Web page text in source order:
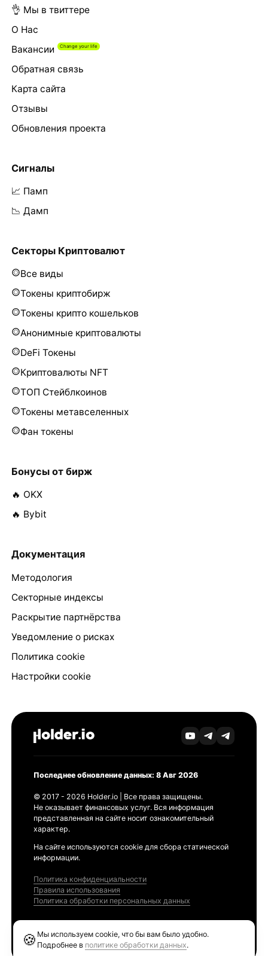
👌 Мы в твиттере
О Нас
Вакансии
Обратная связь
Карта сайта
Отзывы
Обновления проекта
Сигналы
📈 Памп
📉 Дамп
Секторы Криптовалют
Все виды
Токены криптобирж
Токены крипто кошельков
Анонимные криптовалюты
DeFi Токены
Криптовалюты NFT
ТОП Стейблкоинов
Токены метавселенных
Фан токены
Бонусы от бирж
🔥 OKX
🔥 Bybit
Документация
Методология
Секторные индексы
Раскрытие партнёрства
Уведомление о рисках
Политика cookie
Настройки cookie
Последнее обновление данных: 8 Авг 2026
© 2017 - 2026 Holder.io | Все права защищены.
Не оказывает финансовых услуг. Вся информация
представленная на сайте носит ознакомительный
характер.
На сайте используются cookie для сбора статической
информации.
Политика конфиденциальности
Правила использования
Политика обработки персональных данных
🍪 Мы используем cookie, что бы вам было удобно.
Подробнее в политике обработки данных.
Ethereum GAS Tracker